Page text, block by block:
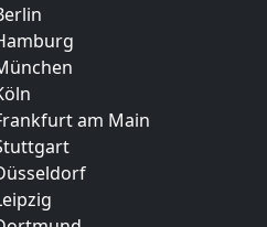
am Main